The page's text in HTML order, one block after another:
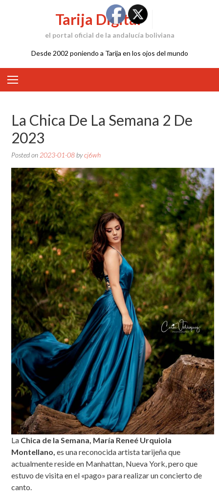
Tarija Digital
el portal oficial de la andalucía boliviana
Desde 2002 poniendo a Tarija en los ojos del mundo
La Chica De La Semana 2 De
2023
Posted on 2023-01-08bycj6wh
La Chica de la Semana, María Reneé Urquiola
Montellano, es una reconocida artista tarijeña que
actualmente reside en Manhattan, Nueva York, pero que
estuvo de visita en el «pago» para realizar un concierto de
canto.